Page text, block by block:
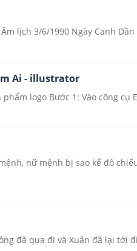
lịch 3/6/1990 Ngày Canh
Ai - illustrator
logo Bước 1: Vào công cụ
nữ mệnh bị sao kế đô
đã qua đi và Xuân đã lại tới